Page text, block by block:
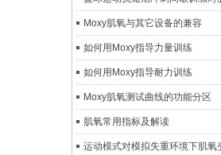
Moxy肌氧与其它设备的兼容
如何用Moxy指导力量训练
如何用Moxy指导耐力训练
Moxy肌氧测试曲线的功能分区
肌氧常用指标及解读
运动模式对模拟失重环境下肌氧